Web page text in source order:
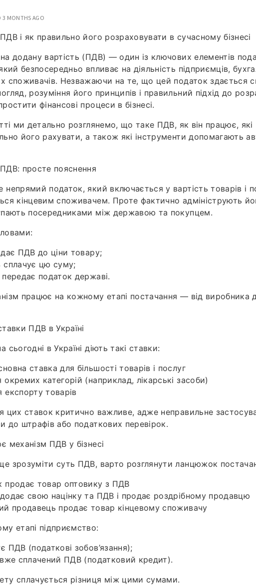
3 MONTHS AGO
і як правильно його розраховувати в сучасному бізнесі
додану вартість (ПДВ) — один із ключових елементів
безпосередньо впливає на діяльність підприємців,
споживачів. Незважаючи на те, що цей податок здається
розуміння його принципів і правильний підхід до
фінансові процеси в бізнесі.
ми детально розглянемо, що таке ПДВ, як він працює, які
його рахувати, а також які інструменти допомагають
просте пояснення
податок, який включається у вартість товарів і
кінцевим споживачем. Проте фактично адмініструють
посередниками між державою та покупцем.
ПДВ до ціни товару;
сплачує цю суму;
передає податок державі.
працює на кожному етапі постачання — від виробника
ПДВ в Україні
сьогодні в Україні діють такі ставки:
ставка для більшості товарів і послуг
категорій (наприклад, лікарські засоби)
товарів
цих ставок критично важливе, адже неправильне
до штрафів або податкових перевірок.
механізм ПДВ у бізнесі
зрозуміти суть ПДВ, варто розглянути ланцюжок
продає товар оптовику з ПДВ
свою націнку та ПДВ і продає роздрібному продавцю
продавець продає товар кінцевому споживачу
етапі підприємство:
ПДВ (податкові зобов’язання);
вже сплачений ПДВ (податковий кредит).
сплачується різниця між цими сумами.